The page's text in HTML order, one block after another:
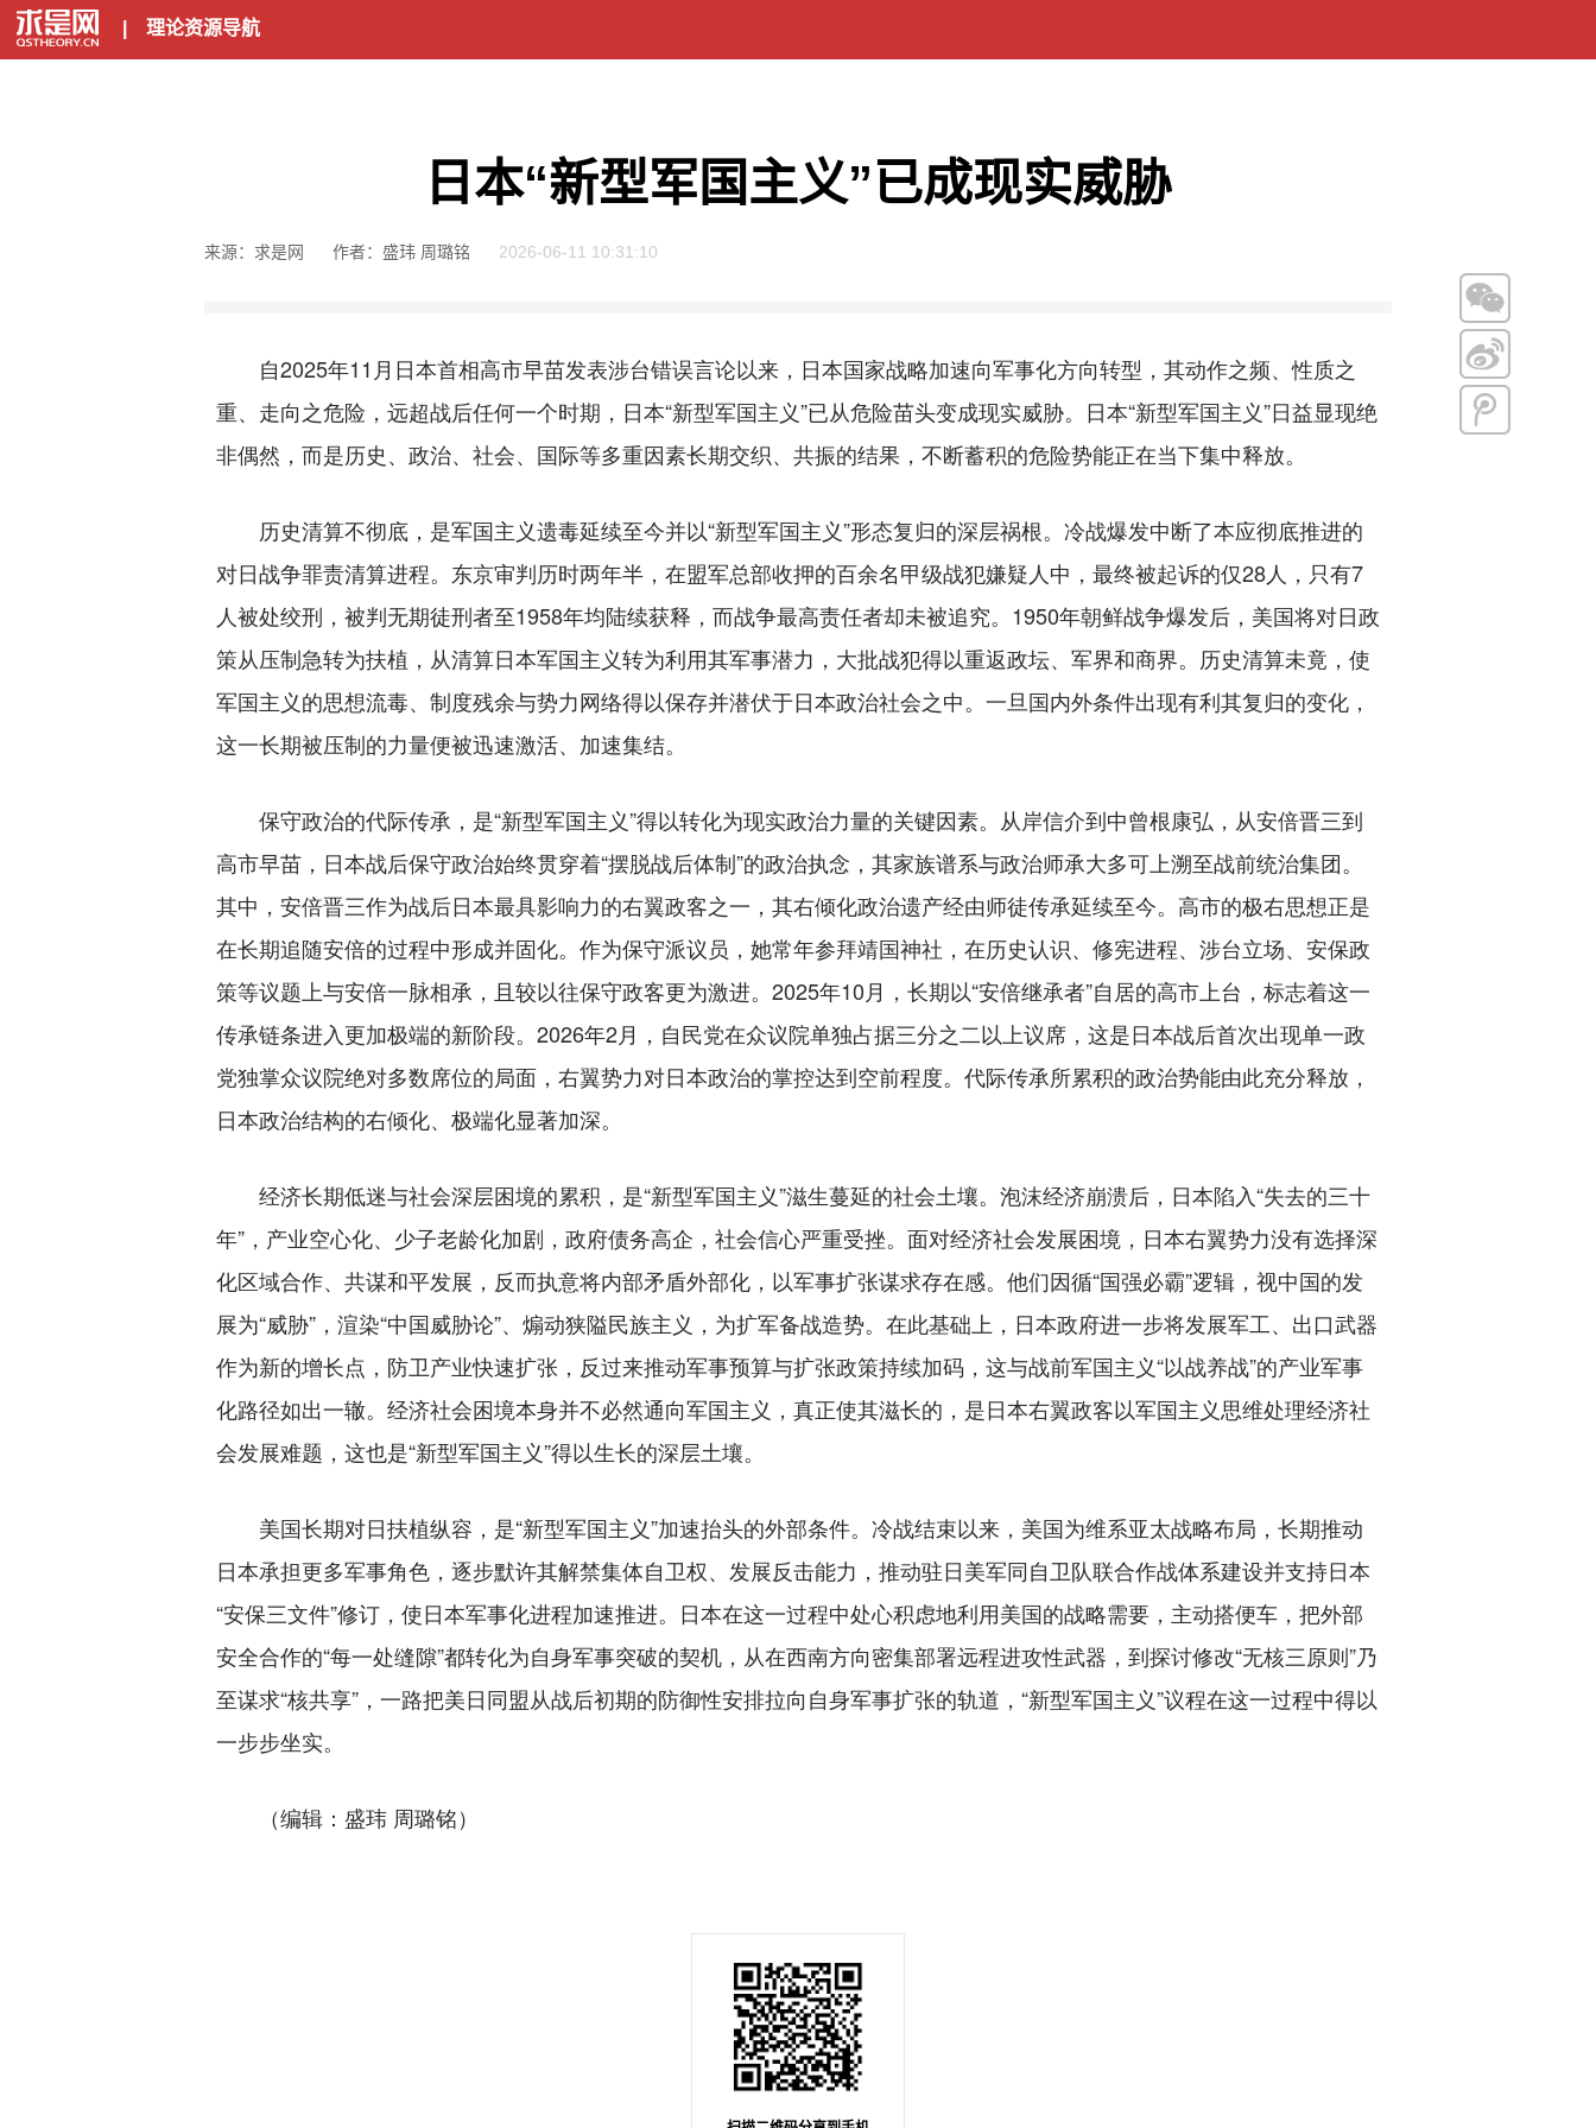
理论资源导航
日本“新型军国主义”已成现实威胁
来源：求是网 作者：盛玮 周璐铭 2026-06-11 10:31:10
自2025年11月日本首相高市早苗发表涉台错误言论以来，日本国家战略加速向军事化方向转型，其动作之频、性质之
重、走向之危险，远超战后任何一个时期，日本“新型军国主义”已从危险苗头变成现实威胁。日本“新型军国主义”日益显现绝
非偶然，而是历史、政治、社会、国际等多重因素长期交织、共振的结果，不断蓄积的危险势能正在当下集中释放。
历史清算不彻底，是军国主义遗毒延续至今并以“新型军国主义”形态复归的深层祸根。冷战爆发中断了本应彻底推进的
对日战争罪责清算进程。东京审判历时两年半，在盟军总部收押的百余名甲级战犯嫌疑人中，最终被起诉的仅28人，只有7
人被处绞刑，被判无期徒刑者至1958年均陆续获释，而战争最高责任者却未被追究。1950年朝鲜战争爆发后，美国将对日政
策从压制急转为扶植，从清算日本军国主义转为利用其军事潜力，大批战犯得以重返政坛、军界和商界。历史清算未竟，使
军国主义的思想流毒、制度残余与势力网络得以保存并潜伏于日本政治社会之中。一旦国内外条件出现有利其复归的变化，
这一长期被压制的力量便被迅速激活、加速集结。
保守政治的代际传承，是“新型军国主义”得以转化为现实政治力量的关键因素。从岸信介到中曾根康弘，从安倍晋三到
高市早苗，日本战后保守政治始终贯穿着“摆脱战后体制”的政治执念，其家族谱系与政治师承大多可上溯至战前统治集团。
其中，安倍晋三作为战后日本最具影响力的右翼政客之一，其右倾化政治遗产经由师徒传承延续至今。高市的极右思想正是
在长期追随安倍的过程中形成并固化。作为保守派议员，她常年参拜靖国神社，在历史认识、修宪进程、涉台立场、安保政
策等议题上与安倍一脉相承，且较以往保守政客更为激进。2025年10月，长期以“安倍继承者”自居的高市上台，标志着这一
传承链条进入更加极端的新阶段。2026年2月，自民党在众议院单独占据三分之二以上议席，这是日本战后首次出现单一政
党独掌众议院绝对多数席位的局面，右翼势力对日本政治的掌控达到空前程度。代际传承所累积的政治势能由此充分释放，
日本政治结构的右倾化、极端化显著加深。
经济长期低迷与社会深层困境的累积，是“新型军国主义”滋生蔓延的社会土壤。泡沫经济崩溃后，日本陷入“失去的三十
年”，产业空心化、少子老龄化加剧，政府债务高企，社会信心严重受挫。面对经济社会发展困境，日本右翼势力没有选择深
化区域合作、共谋和平发展，反而执意将内部矛盾外部化，以军事扩张谋求存在感。他们因循“国强必霸”逻辑，视中国的发
展为“威胁”，渲染“中国威胁论”、煽动狭隘民族主义，为扩军备战造势。在此基础上，日本政府进一步将发展军工、出口武器
作为新的增长点，防卫产业快速扩张，反过来推动军事预算与扩张政策持续加码，这与战前军国主义“以战养战”的产业军事
化路径如出一辙。经济社会困境本身并不必然通向军国主义，真正使其滋长的，是日本右翼政客以军国主义思维处理经济社
会发展难题，这也是“新型军国主义”得以生长的深层土壤。
美国长期对日扶植纵容，是“新型军国主义”加速抬头的外部条件。冷战结束以来，美国为维系亚太战略布局，长期推动
日本承担更多军事角色，逐步默许其解禁集体自卫权、发展反击能力，推动驻日美军同自卫队联合作战体系建设并支持日本
“安保三文件”修订，使日本军事化进程加速推进。日本在这一过程中处心积虑地利用美国的战略需要，主动搭便车，把外部
安全合作的“每一处缝隙”都转化为自身军事突破的契机，从在西南方向密集部署远程进攻性武器，到探讨修改“无核三原则”乃
至谋求“核共享”，一路把美日同盟从战后初期的防御性安排拉向自身军事扩张的轨道，“新型军国主义”议程在这一过程中得以
一步步坐实。
（编辑：盛玮 周璐铭）